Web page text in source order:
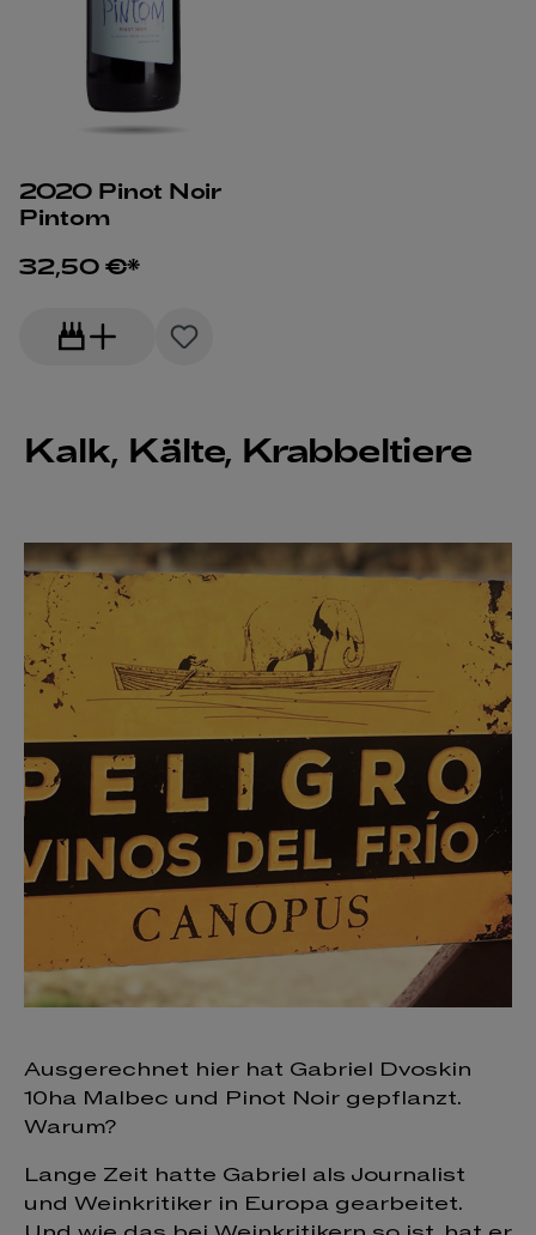
2020 Pinot Noir
Pintom
32,50 €*
Kalk, Kälte, Krabbeltiere
Ausgerechnet hier hat Gabriel Dvoskin
10ha Malbec und Pinot Noir gepflanzt.
Warum?
Lange Zeit hatte Gabriel als Journalist
und Weinkritiker in Europa gearbeitet.